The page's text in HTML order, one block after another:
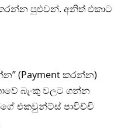
පුළුවන්. අනිත් එකාට
(Payment කරන්න)
බැංකු වලට ගන්න
එකවුන්ට්ස් පාවිච්චි